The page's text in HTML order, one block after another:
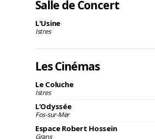
Salle de Concert
L'Usine
Istres
Les Cinémas
Le Coluche
Istres
L’Odyssée
Fos-sur-Mer
Espace Robert Hossein
Grans